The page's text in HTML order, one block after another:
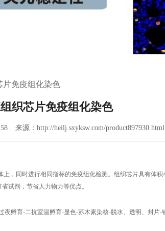
片免疫组化染色
织芯片免疫组化染色
来源：http://heilj.sxyksw.com/product897930.html
，同时进行相同指标的免疫组化检测。组织芯片具有体
试剂，节省人力物力等优点。
夜孵育-二抗室温孵育-显色-苏木素染核-脱水、透明、封片-